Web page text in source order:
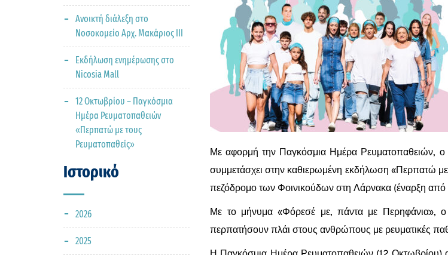
Ανοικτή διάλεξη στο
Νοσοκομείο Αρχ. Μακάριος ΙΙΙ
Εκδήλωση ενημέρωσης στο
Nicosia Mall
12 Οκτωβρίου – Παγκόσμια
Ημέρα Ρευματοπαθειών
«Περπατώ με τους
Ρευματοπαθείς»
Ιστορικό
2026
2025
Με αφορμή την Παγκόσμια Ημέρα Ρευματοπαθειών,
συμμετάσχει στην καθιερωμένη εκδήλωση «Περπατώ
πεζόδρομο των Φοινικούδων στη Λάρνακα (έναρξη
Με το μήνυμα «Φόρεσέ με, πάντα με Περηφάνια»,
περπατήσουν πλάι στους ανθρώπους με ρευματικές